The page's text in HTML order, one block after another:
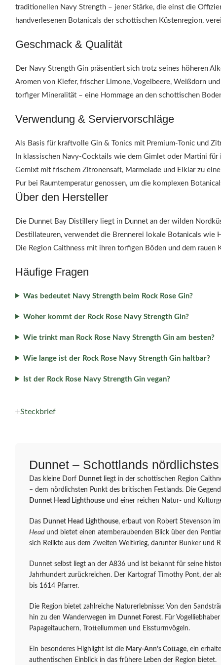
traditionellen Navy Strength – jener Stärke, die einst die
handverlesenen Botanicals der schottischen Küstenregion,
Geschmack & Qualität
Der Navy Strength Gin präsentiert sich trotz seines höheren
Aromen von Kiefer, frischer Limone, Vogelbeere, Weißdorn
torfiger Mineralität – eine Hommage an den schottischen
Verwendung & Serviervorschläge
Als Basis für kraftvolle Gin & Tonics mit Premium-Tonic und
In klassischen Navy-Cocktails wie dem Gimlet oder Martini
Gemixt mit frischem Zitronensaft, Marmelade und Eiklar zu
Pur bei Raumtemperatur genossen, um die komplexen
Über den Hersteller
Die Dunnet Bay Distillery liegt in Dunnet an der wilden
Destillateuren, verwendet die Brennerei lokale Botanicals wie
Die Region Caithness mit ihren torfigen Böden und dem rauen
Häufige Fragen
Was bedeutet Navy Strength beim Rock Rose Gin?
Woher kommt der Rock Rose Navy Strength Gin?
Wie trinkt man Rock Rose Navy Strength Gin am besten?
Wie lange ist der Rock Rose Navy Strength Gin haltbar?
Ist der Rock Rose Navy Strength Gin vegan?
Steckbrief
Dunnet – Schottlands
Das kleine Dorf Dunnet liegt in der schottischen Region
– dem nördlichsten Punkt des britischen Festlands. Die
Dunnet Head Lighthouse und einer reichen Natur- und
Das Dunnet Head Lighthouse, erbaut von Robert Stevenson
Headund bietet einen atemberaubenden Blick über den
sich Relikte aus dem Zweiten Weltkrieg, darunter Bunker und
Dunnet selbst liegt an der A836 und ist bekannt für seine
Jahrhundert zurückreichen. Der Kartograf Timothy Pont, der
bis 1614 Pfarrer.
Die Region bietet zahlreiche Naturerlebnisse: Von den
hin zu den Wanderwegen im Dunnet Forest. Für
Papageitauchern, Trottellummen und Eissturmvögeln.
Ein besonderes Highlight ist die Mary-Ann’s Cottage, ein
authentischen Einblick in das frühere Leben der Region bietet.